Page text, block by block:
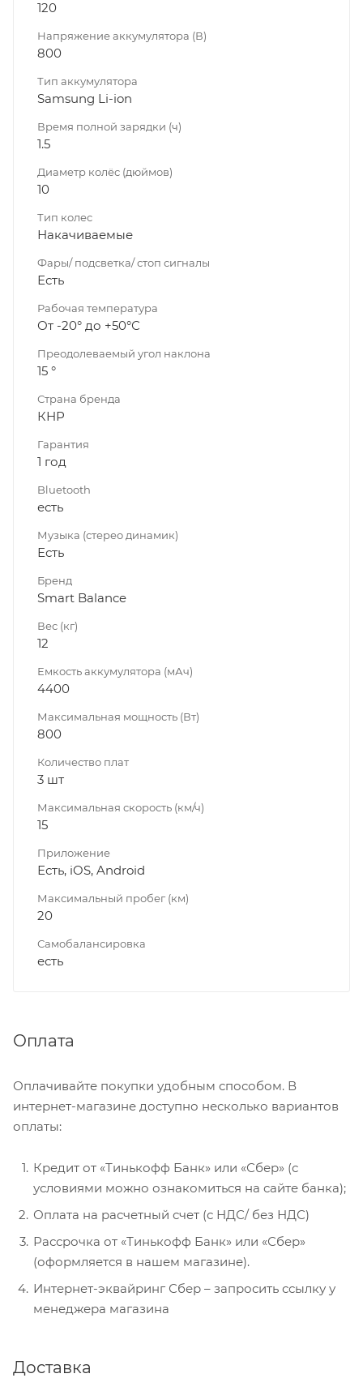
120
Напряжение аккумулятора (В)
800
Тип аккумулятора
Samsung Li-ion
Время полной зарядки (ч)
1.5
Диаметр колёс (дюймов)
10
Тип колес
Накачиваемые
Фары/ подсветка/ стоп сигналы
Есть
Рабочая температура
От -20° до +50°С
Преодолеваемый угол наклона
15 °
Страна бренда
КНР
Гарантия
1 год
Bluetooth
есть
Музыка (стерео динамик)
Есть
Бренд
Smart Balance
Вес (кг)
12
Емкость аккумулятора (мАч)
4400
Максимальная мощность (Вт)
800
Количество плат
3 шт
Максимальная скорость (км/ч)
15
Приложение
Есть, iOS, Android
Максимальный пробег (км)
20
Самобалансировка
есть
Оплата
Оплачивайте покупки удобным способом. В
интернет-магазине доступно несколько вариантов
оплаты:
Кредит от «Тинькофф Банк» или «Сбер» (с
условиями можно ознакомиться на сайте банка);
Оплата на расчетный счет (с НДС/ без НДС)
Рассрочка от «Тинькофф Банк» или «Сбер»
(оформляется в нашем магазине).
Интернет-эквайринг Сбер – запросить ссылку у
менеджера магазина
Доставка